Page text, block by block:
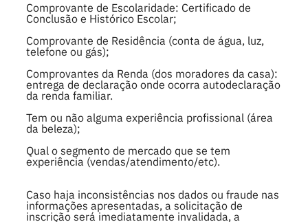
Comprovante de Escolaridade: Certificado de
Conclusão e Histórico Escolar;
Comprovante de Residência (conta de água, luz,
telefone ou gás);
Comprovantes da Renda (dos moradores da casa):
entrega de declaração onde ocorra autodeclaração
da renda familiar.
Tem ou não alguma experiência profissional (área
da beleza);
Qual o segmento de mercado que se tem
experiência (vendas/atendimento/etc).
Caso haja inconsistências nos dados ou fraude nas
informações apresentadas, a solicitação de
inscrição será imediatamente invalidada, a